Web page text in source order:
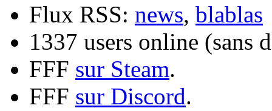
Flux RSS: news, blablas
1337 users online (sans
FFF sur Steam.
FFF sur Discord.